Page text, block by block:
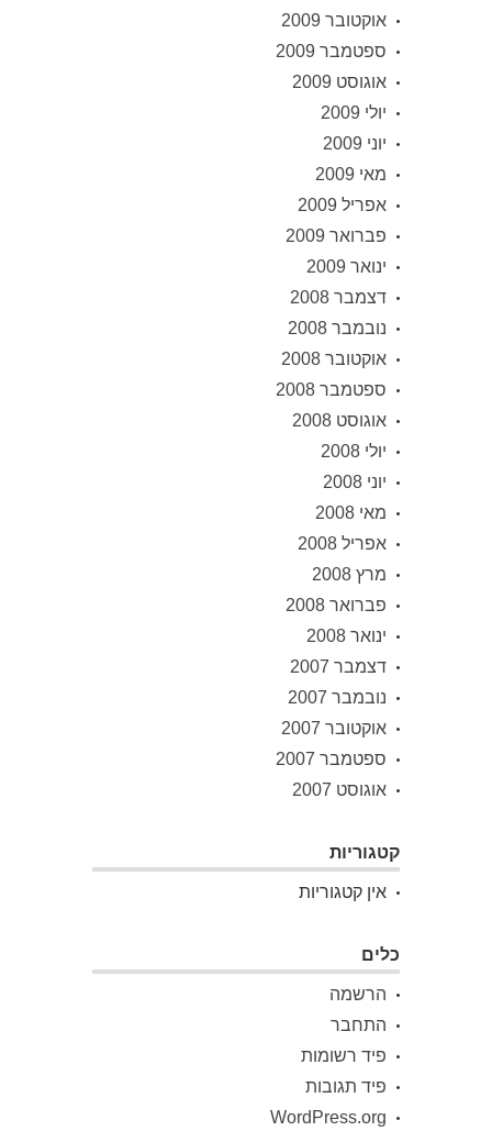
אוקטובר 2009
ספטמבר 2009
אוגוסט 2009
יולי 2009
יוני 2009
מאי 2009
אפריל 2009
פברואר 2009
ינואר 2009
דצמבר 2008
נובמבר 2008
אוקטובר 2008
ספטמבר 2008
אוגוסט 2008
יולי 2008
יוני 2008
מאי 2008
אפריל 2008
מרץ 2008
פברואר 2008
ינואר 2008
דצמבר 2007
נובמבר 2007
אוקטובר 2007
ספטמבר 2007
אוגוסט 2007
קטגוריות
אין קטגוריות
כלים
הרשמה
התחבר
פיד רשומות
פיד תגובות
WordPress.org